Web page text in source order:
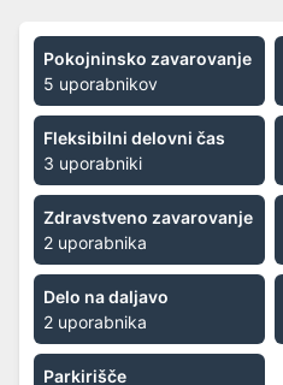
Pokojninsko zavarovanje
5 uporabnikov
Fleksibilni delovni čas
3 uporabniki
Zdravstveno zavarovanje
2 uporabnika
Delo na daljavo
2 uporabnika
Parkirišče